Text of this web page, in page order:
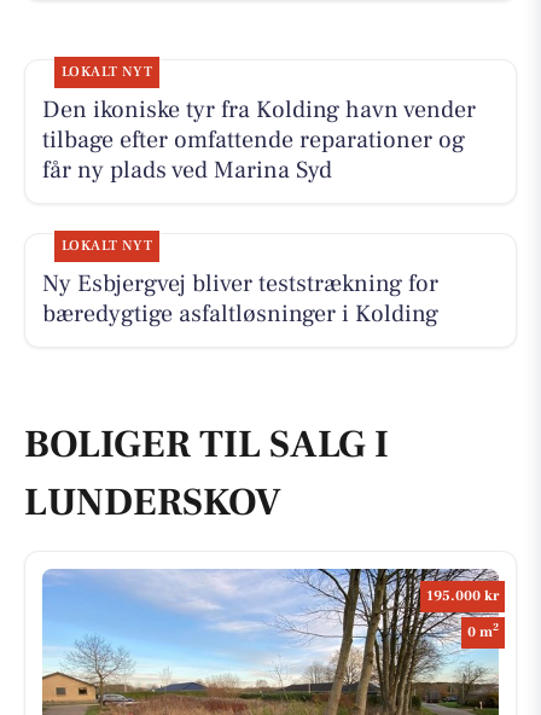
LOKALT NYT
Den ikoniske tyr fra Kolding havn vender
tilbage efter omfattende reparationer og
får ny plads ved Marina Syd
LOKALT NYT
Ny Esbjergvej bliver teststrækning for
bæredygtige asfaltløsninger i Kolding
BOLIGER TIL SALG I
LUNDERSKOV
195.000 kr
0 m2